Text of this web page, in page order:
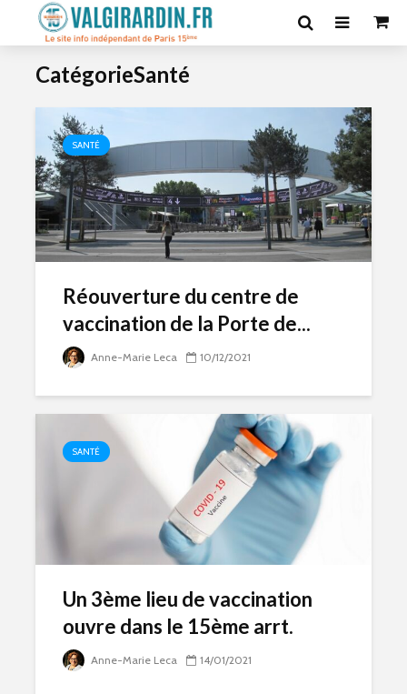
CatégorieSanté
SANTÉ
Réouverture du centre de
vaccination de la Porte de...
Anne-Marie Leca 10/12/2021
SANTÉ
Un 3ème lieu de vaccination
ouvre dans le 15ème arrt.
Anne-Marie Leca 14/01/2021